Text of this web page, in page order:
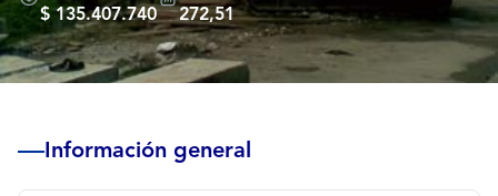
$ 135.407.740 272,51
Información general